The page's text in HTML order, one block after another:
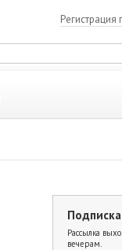
Регистрация
Рассылка
вечерам.